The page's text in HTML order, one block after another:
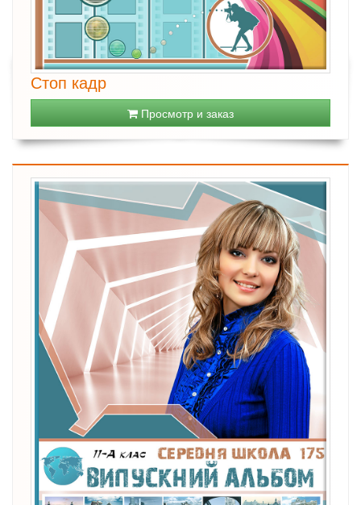
Стоп кадр
Просмотр и заказ